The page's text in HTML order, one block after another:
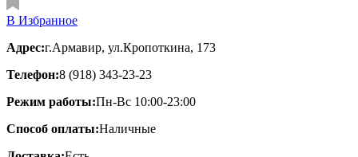
В Избранное
Адрес:г.Армавир, ул.Кропоткина, 173
Телефон:8 (918) 343-23-23
Режим работы:Пн-Вс 10:00-23:00
Способ оплаты:Наличные